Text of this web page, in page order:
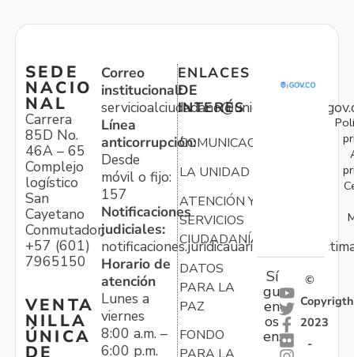
SEDE
NACIO
NAL
Carrera
85D No.
46A – 65
Complejo
logístico
San
Cayetano
Conmutador:
+57 (601)
7965150
VENTA
NILLA
ÚNICA
DE
Correo
institucional:
Línea
anticorrupción:
Desde
móvil o fijo:
157
Notificaciones
judiciales:
Horario de
atención
Lunes a
viernes
8:00 a.m. –
6:00 p.m.
ENLACES
DE
INTERÉS
COMUNICACIONES
LA UNIDAD
ATENCIÓN Y
SERVICIOS
CIUDADANÍA
DATOS
PARA LA
PAZ
FONDO
Sí
gu
en
os
en:
©
Copyrigth
2023
-